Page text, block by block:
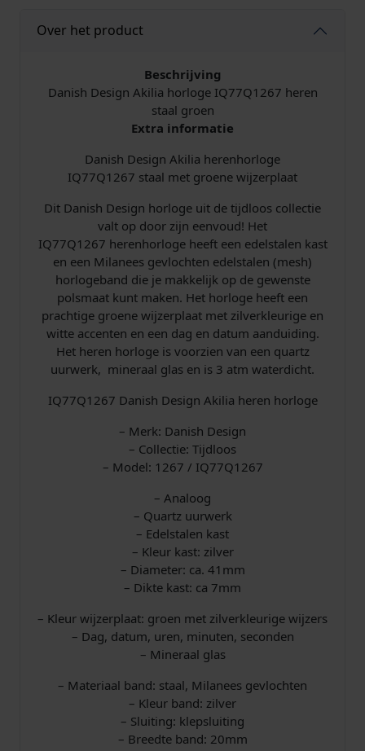
h
l
I
Q
7
Q
1
2
6
7
G
r
o
e
n
a
t
Over het product
Beschrijving
Danish Design Akilia horloge IQ77Q1267 heren
staal groen
Extra informatie
Danish Design Akilia herenhorloge
IQ77Q1267 staal met groene wijzerplaat
Dit Danish Design horloge uit de tijdloos collectie
valt op door zijn eenvoud! Het
IQ77Q1267 herenhorloge heeft een edelstalen kast
en een Milanees gevlochten edelstalen (mesh)
horlogeband die je makkelijk op de gewenste
polsmaat kunt maken. Het horloge heeft een
prachtige groene wijzerplaat met zilverkleurige en
witte accenten en een dag en datum aanduiding.
Het heren horloge is voorzien van een quartz
uurwerk, mineraal glas en is 3 atm waterdicht.
IQ77Q1267 Danish Design Akilia heren horloge
– Merk: Danish Design
– Collectie: Tijdloos
– Model: 1267 / IQ77Q1267
– Analoog
– Quartz uurwerk
– Edelstalen kast
– Kleur kast: zilver
– Diameter: ca. 41mm
– Dikte kast: ca 7mm
– Kleur wijzerplaat: groen met zilverkleurige wijzers
– Dag, datum, uren, minuten, seconden
– Mineraal glas
– Materiaal band: staal, Milanees gevlochten
– Kleur band: zilver
– Sluiting: klepsluiting
– Breedte band: 20mm